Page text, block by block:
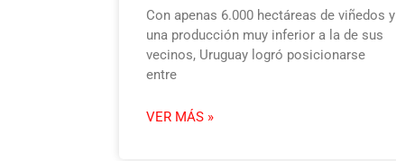
Con apenas 6.000 hectáreas de viñedos y
una producción muy inferior a la de sus
vecinos, Uruguay logró posicionarse
entre
VER MÁS »